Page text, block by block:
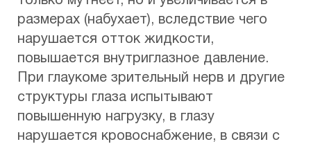
размерах (набухает), вследствие чего
нарушается отток жидкости,
повышается внутриглазное давление.
При глаукоме зрительный нерв и другие
структуры глаза испытывают
повышенную нагрузку, в глазу
нарушается кровоснабжение, в связи с